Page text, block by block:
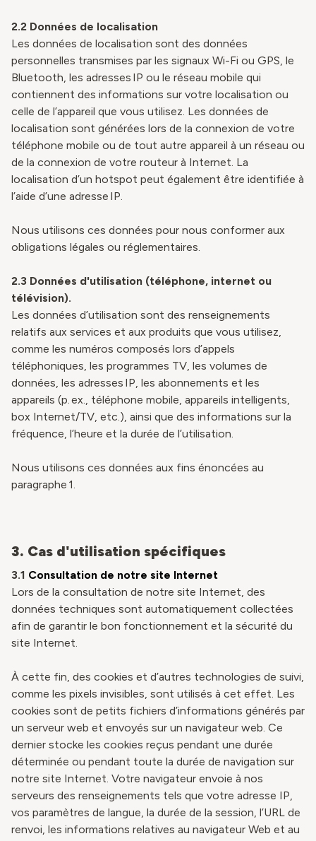
2.2 Données de localisation
Les données de localisation sont des données
personnelles transmises par les signaux Wi-Fi ou GPS, le
Bluetooth, les adresses IP ou le réseau mobile qui
contiennent des informations sur votre localisation ou
celle de l’appareil que vous utilisez. Les données de
localisation sont générées lors de la connexion de votre
téléphone mobile ou de tout autre appareil à un réseau ou
de la connexion de votre routeur à Internet. La
localisation d’un hotspot peut également être identifiée à
l’aide d’une adresse IP.
Nous utilisons ces données pour nous conformer aux
obligations légales ou réglementaires.
2.3 Données d'utilisation (téléphone, internet ou
télévision).
Les données d’utilisation sont des renseignements
relatifs aux services et aux produits que vous utilisez,
comme les numéros composés lors d’appels
téléphoniques, les programmes TV, les volumes de
données, les adresses IP, les abonnements et les
appareils (p. ex., téléphone mobile, appareils intelligents,
box Internet/TV, etc.), ainsi que des informations sur la
fréquence, l’heure et la durée de l’utilisation.
Nous utilisons ces données aux fins énoncées au
paragraphe 1.
3. Cas d'utilisation spécifiques
3.1 Consultation de notre site Internet
Lors de la consultation de notre site Internet, des
données techniques sont automatiquement collectées
afin de garantir le bon fonctionnement et la sécurité du
site Internet.
À cette fin, des cookies et d’autres technologies de suivi,
comme les pixels invisibles, sont utilisés à cet effet. Les
cookies sont de petits fichiers d’informations générés par
un serveur web et envoyés sur un navigateur web. Ce
dernier stocke les cookies reçus pendant une durée
déterminée ou pendant toute la durée de navigation sur
notre site Internet. Votre navigateur envoie à nos
serveurs des renseignements tels que votre adresse IP,
vos paramètres de langue, la durée de la session, l’URL de
renvoi, les informations relatives au navigateur Web et au